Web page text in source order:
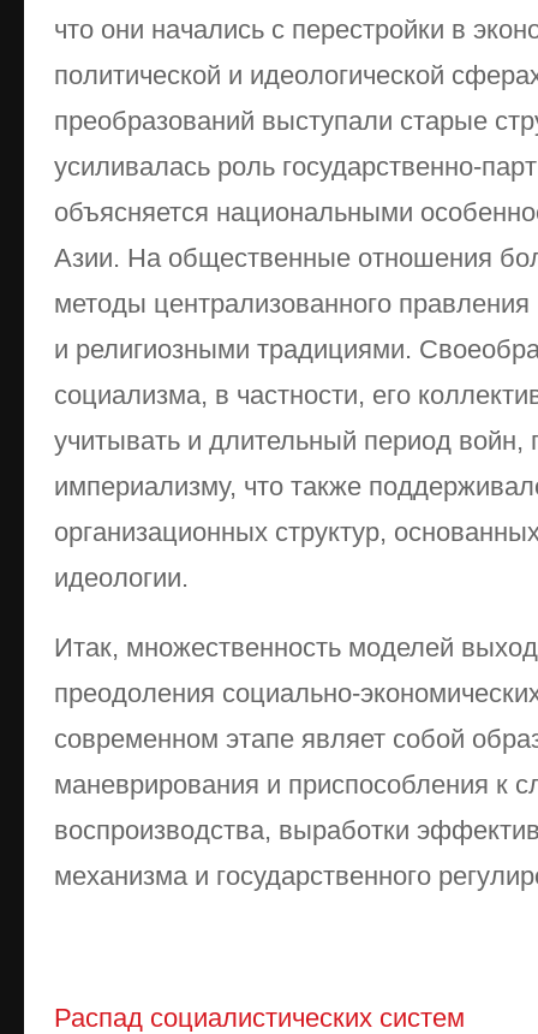
что они начались с перестройки в
политической и идеологической
преобразований выступали старые
усиливалась роль государственно-
объясняется национальными
Азии. На общественные отношения
методы централизованного
и религиозными традициями.
социализма, в частности, его
учитывать и длительный период войн,
империализму, что также
организационных структур,
идеологии.
Итак, множественность моделей
преодоления социально-
современном этапе являет собой
маневрирования и приспособления к
воспроизводства, выработки
механизма и государственного
Распад социалистических систем